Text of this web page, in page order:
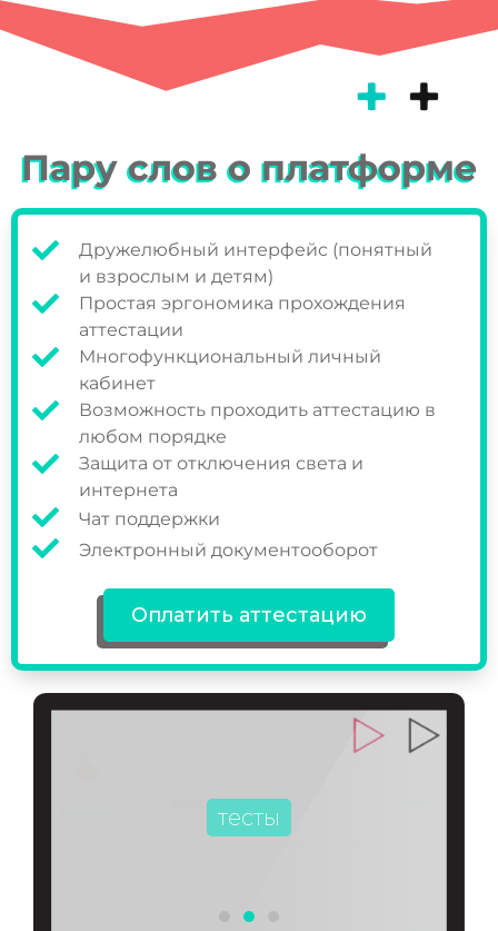
Пару слов о платформе
Дружелюбный интерфейс (понятный
и взрослым и детям)
Простая эргономика прохождения
аттестации
Многофункциональный личный
кабинет
Возможность проходить аттестацию в
любом порядке
Защита от отключения света и
интернета
Чат поддержки
Электронный документооборот
Оплатить аттестацию
тесты